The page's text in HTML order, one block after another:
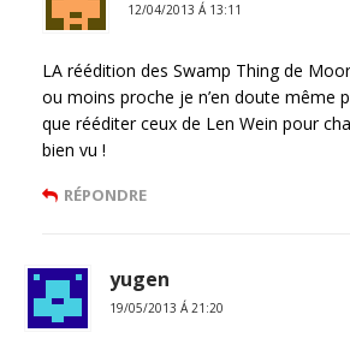
12/04/2013 Á 13:11
LA réédition des Swamp Thing de
ou moins proche je n’en doute même
que rééditer ceux de Len Wein pour
bien vu !
RÉPONDRE
yugen
19/05/2013 Á 21:20